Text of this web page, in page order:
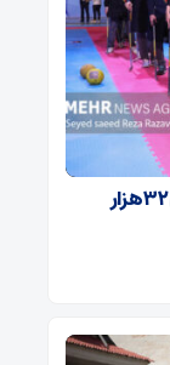
۲۷۹ پایگاه تابستانی استان سمنان میزبان ۳۲ هزار